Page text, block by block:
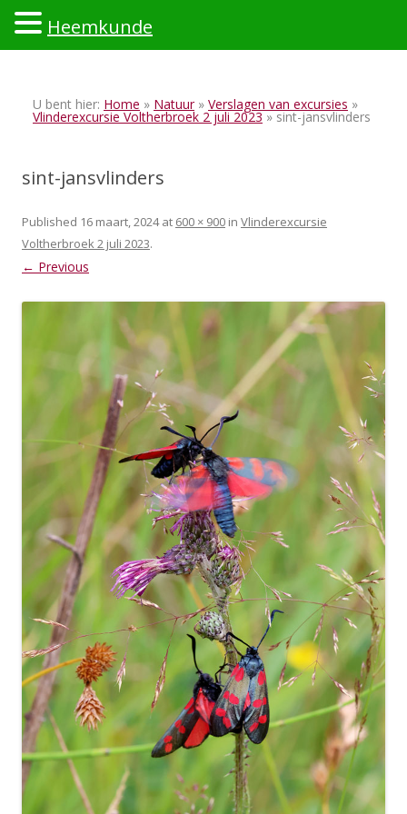
U bent hier: Home » Natuur» Verslagen van excursies »
Vlinderexcursie Voltherbroek 2 juli 2023» sint-jansvlinders
sint-jansvlinders
Published 16 maart, 2024at 600 × 900 in Vlinderexcursie
Voltherbroek 2 juli 2023.
← Previous
Heemkunde